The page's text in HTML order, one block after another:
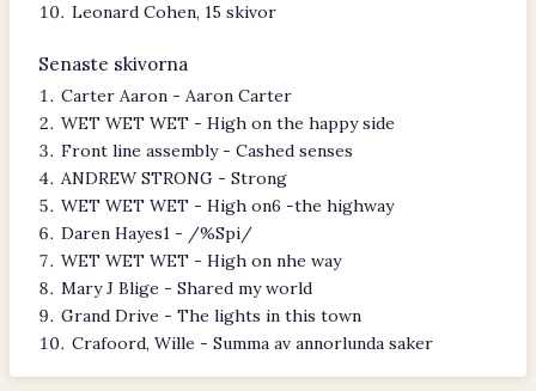
Leonard Cohen, 15 skivor
Senaste skivorna
Carter Aaron - Aaron Carter
WET WET WET - High on the happy side
Front line assembly - Cashed senses
ANDREW STRONG - Strong
WET WET WET - High on6 -the highway
Daren Hayes1 - /%Spi/
WET WET WET - High on nhe way
Mary J Blige - Shared my world
Grand Drive - The lights in this town
Crafoord, Wille - Summa av annorlunda saker